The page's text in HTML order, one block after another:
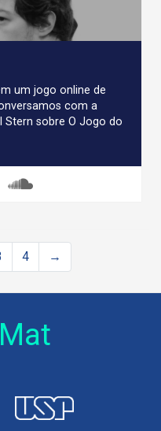
um jogo online de
com a
Stern sobre O Jogo do
4 →
Mat